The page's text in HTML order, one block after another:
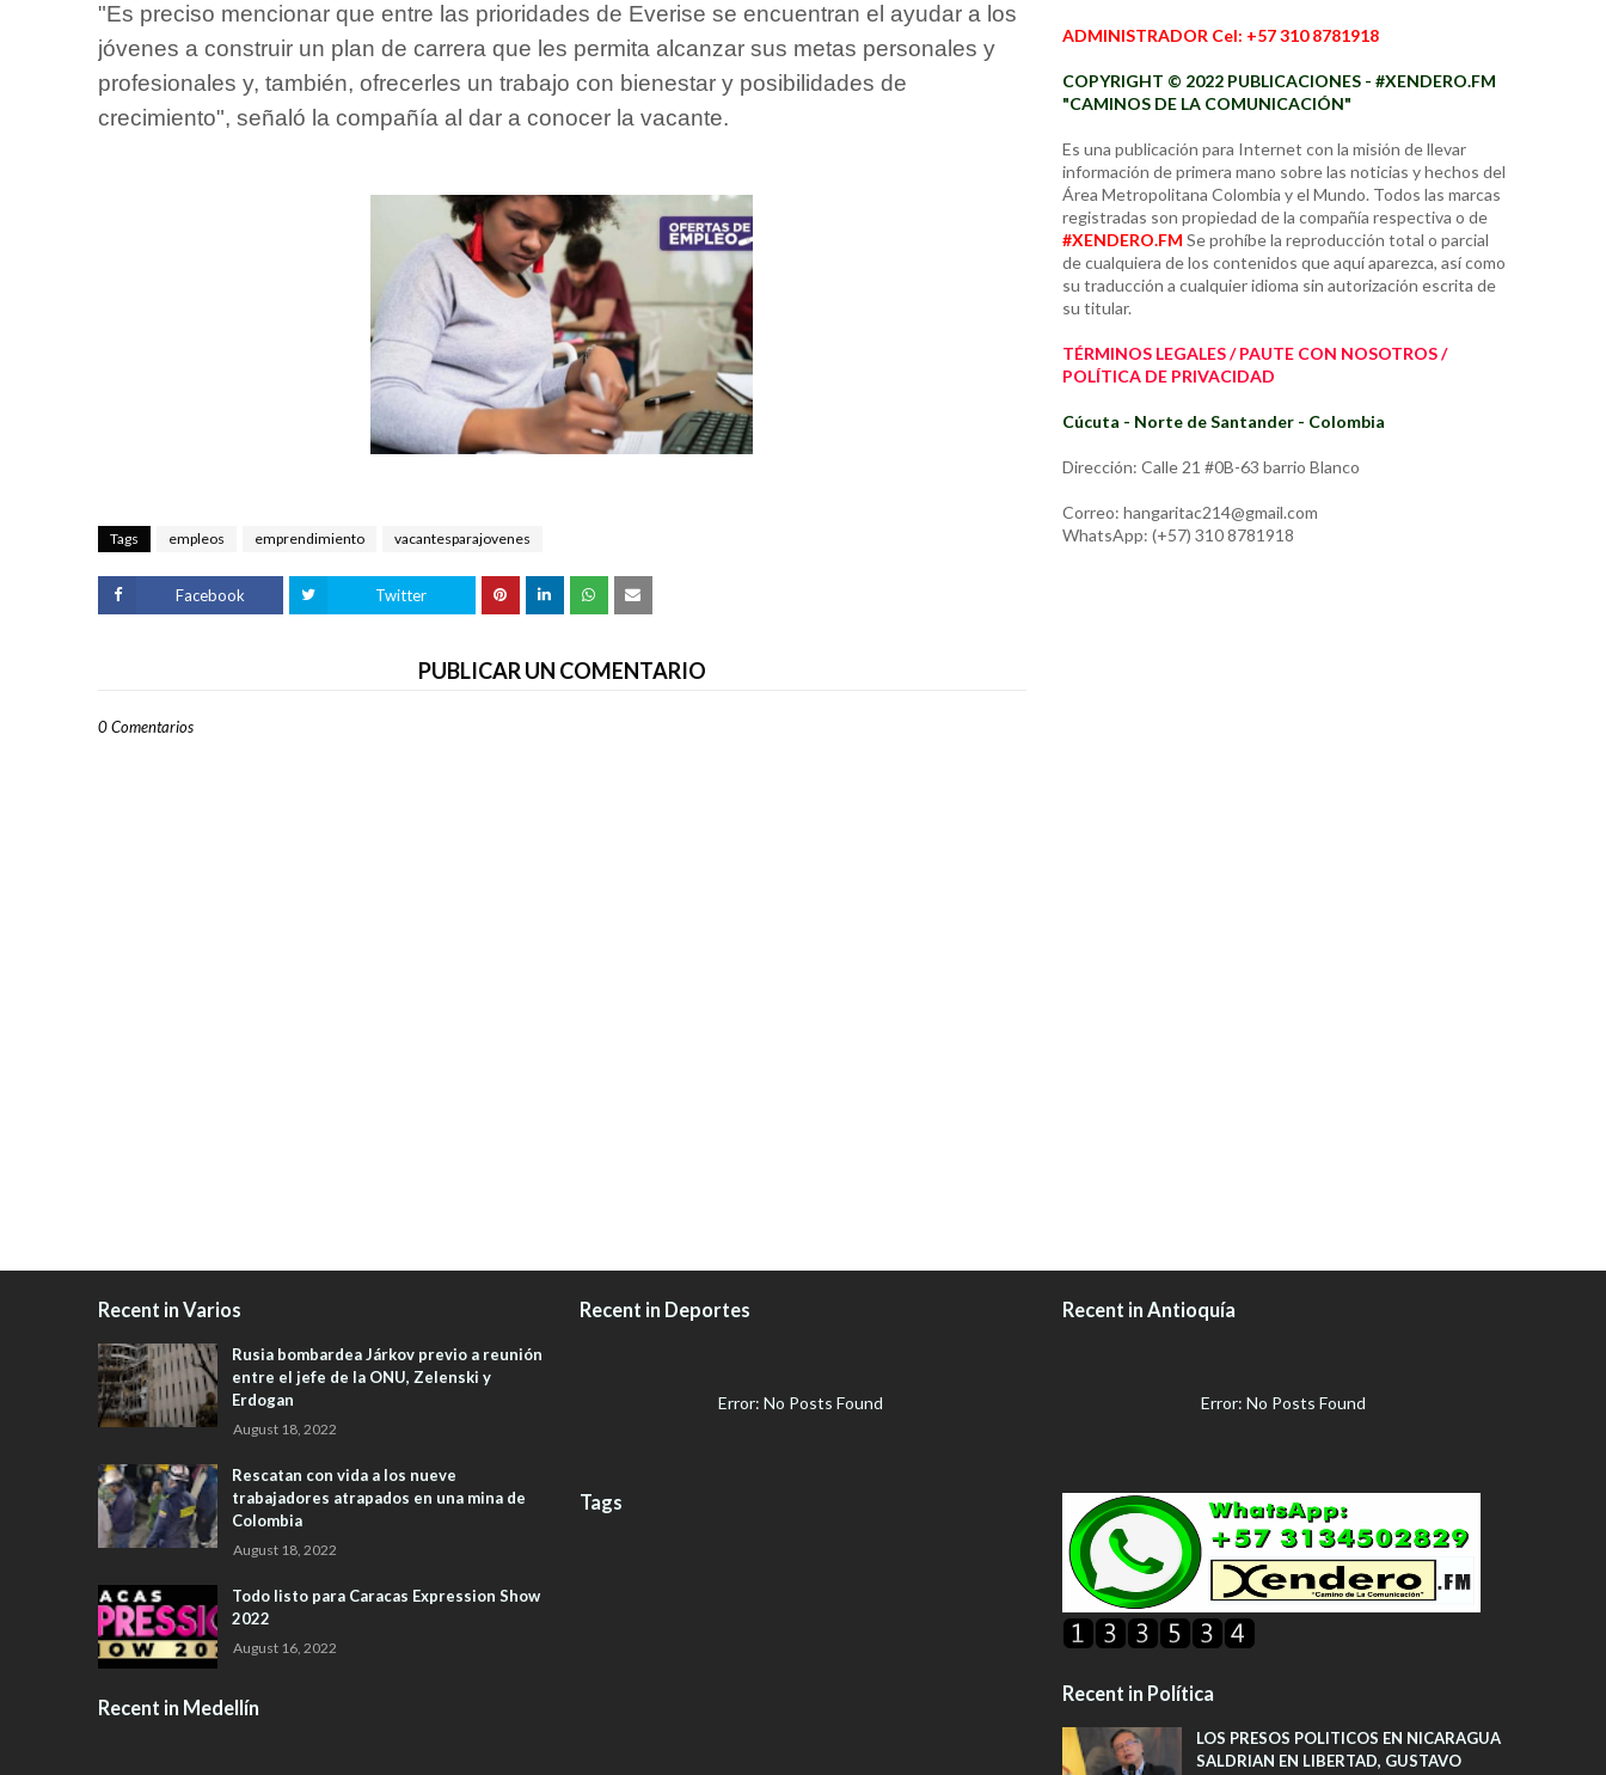
"Es preciso mencionar que entre las prioridades de Everise se encuentran el ayudar a los
jóvenes a construir un plan de carrera que les permita alcanzar sus metas personales y
profesionales y, también, ofrecerles un trabajo con bienestar y posibilidades de
crecimiento", señaló la compañía al dar a conocer la vacante.
Tags empleos emprendimiento vacantesparajovenes
Facebook Twitter
PUBLICAR UN COMENTARIO
0 Comentarios
ADMINISTRADOR Cel: +57 310 8781918
COPYRIGHT © 2022 PUBLICACIONES - #XENDERO.FM
"CAMINOS DE LA COMUNICACIÓN"
Es una publicación para Internet con la misión de llevar
información de primera mano sobre las noticias y hechos del
Área Metropolitana Colombia y el Mundo. Todos las marcas
registradas son propiedad de la compañía respectiva o de
#XENDERO.FM Se prohíbe la reproducción total o parcial
de cualquiera de los contenidos que aquí aparezca, así como
su traducción a cualquier idioma sin autorización escrita de
su titular.
TÉRMINOS LEGALES / PAUTE CON NOSOTROS /
POLÍTICA DE PRIVACIDAD
Cúcuta - Norte de Santander - Colombia
Dirección: Calle 21 #0B-63 barrio Blanco
Correo: hangaritac214@gmail.com
WhatsApp: (+57) 310 8781918
Recent in Varios
Rusia bombardea Járkov previo a reunión
entre el jefe de la ONU, Zelenski y
Erdogan
August 18, 2022
Rescatan con vida a los nueve
trabajadores atrapados en una mina de
Colombia
August 18, 2022
Todo listo para Caracas Expression Show
2022
August 16, 2022
Recent in Medellín
Recent in Deportes
Error: No Posts Found
Tags
Recent in Antioquía
Error: No Posts Found
Recent in Política
LOS PRESOS POLITICOS EN NICARAGUA
SALDRIAN EN LIBERTAD, GUSTAVO